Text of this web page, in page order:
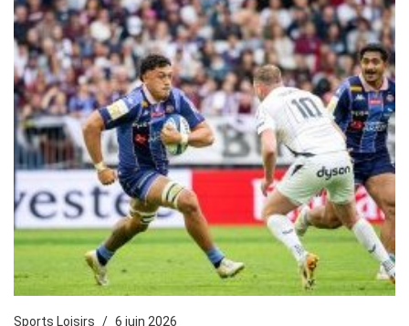
Sports Loisirs 6 juin 2026